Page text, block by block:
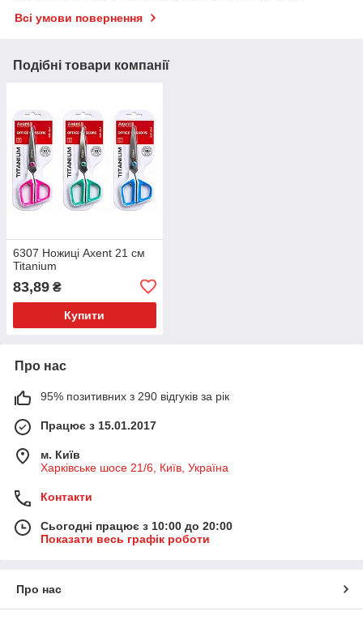
Всі умови повернення
Подібні товари компанії
6307 Ножиці Axent 21 см
Titanium
83,89 ₴
Купити
Про нас
95% позитивних з 290 відгуків за рік
Працює з 15.01.2017
м. Київ
Харківське шосе 21/6, Київ, Україна
Контакти
Сьогодні працює з 10:00 до 20:00
Показати весь графік роботи
Про нас